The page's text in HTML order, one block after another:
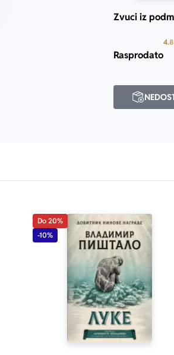
Zvuci iz
4.8
Rasprodato
Do 20%
-10%